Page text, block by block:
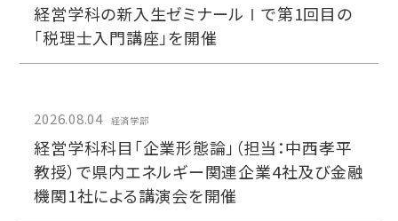
経営学科の新入生ゼミナールⅠで第1回目の
「税理士入門講座」を開催
2026.08.04 経済学部
経営学科科目「企業形態論」（担当：中西孝平
教授）で県内エネルギー関連企業4社及び金融
機関1社による講演会を開催